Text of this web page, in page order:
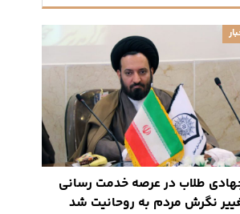
طلاب در عرصه خدمت رسانی
نگرش مردم به روحانیت شد